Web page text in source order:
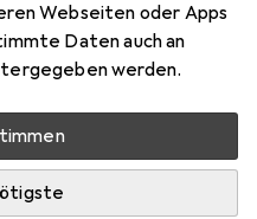
Webseiten oder Apps
Daten auch an
werden.
Mehr von Ecopots
geliefert